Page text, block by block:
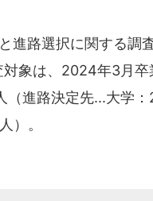
進路選択に関する調
象は、2024年3月
（進路決定先...大学
）。